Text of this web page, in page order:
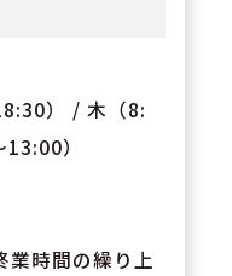
） / 木（8:
）
業時間の繰り上